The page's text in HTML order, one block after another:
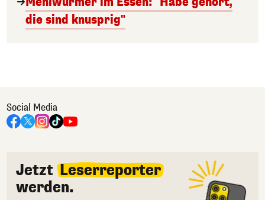
die sind knusprig"
Social Media
Jetzt Leserreporter
werden.